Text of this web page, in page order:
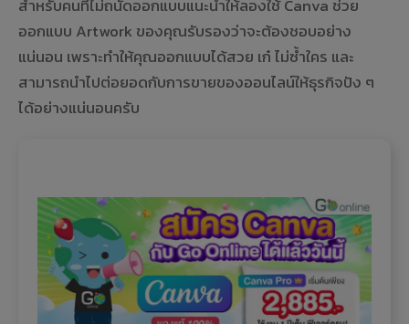
สำหรับคนที่ไม่ถนัดออกแบบแนะนำให้ลองใช้ Canva ช่วย
ออกแบบ Artwork ของคุณรับรองว่าจะต้องชอบอย่าง
แน่นอน เพราะทำให้คุณออกแบบได้สวย เก๋ ไม่ซ้ำใคร และ
สามารถนำไปต่อยอดกับการขายของออนไลน์ให้ธุรกิจปัง ๆ
ได้อย่างแน่นอนครับ